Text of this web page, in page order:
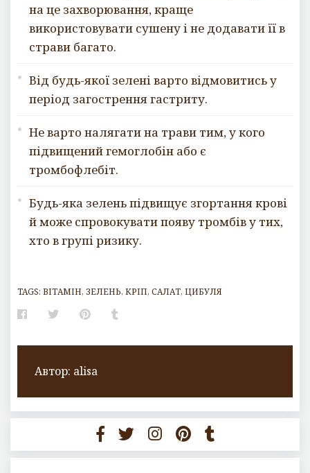
на це захворювання, краще
використовувати сушену і не додавати її в
страви багато.
Від будь-якої зелені варто відмовитись у
період загострення гастриту.
Не варто налягати на трави тим, у кого
підвищений гемоглобін або є
тромбофлебіт.
Будь-яка зелень підвищує згортання крові
й може спровокувати появу тромбів у тих,
хто в групі ризику.
TAGS: ВІТАМІН, ЗЕЛЕНЬ, КРІП, САЛАТ, ЦИБУЛЯ
FacebookTwitterPinterest
Автор: alisa